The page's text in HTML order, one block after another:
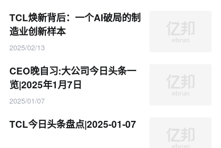
TCL焕新背后：一个AI破局的制
造业创新样本
2025/02/13
CEO晚自习:大公司今日头条一
览|2025年1月7日
2025/01/07
TCL今日头条盘点|2025-01-07